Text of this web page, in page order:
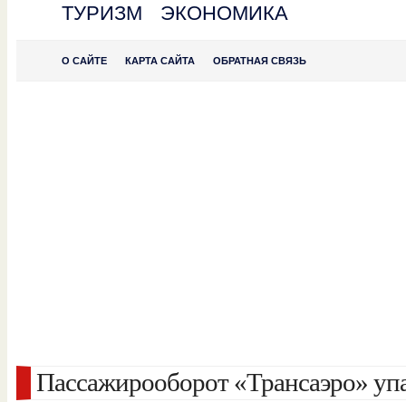
ТУРИЗМ
ЭКОНОМИКА
О САЙТЕ КАРТА САЙТА ОБРАТНАЯ СВЯЗЬ
Пассажирооборот «Трансаэро»